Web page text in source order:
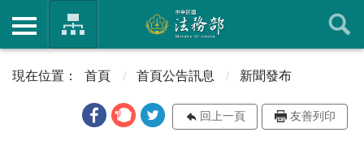
首頁 首頁公告訊息 新聞發布
回上一頁 友善列印